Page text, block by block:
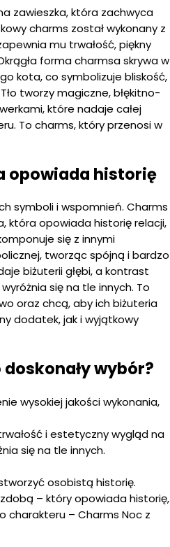
zawieszka, która zachwyca
charms został wykonany z
mu trwałość, piękny
forma charmsa skrywa w
kota, co symbolizuje bliskość,
tworzy magiczne, błękitno-
które nadaje całej
To charms, który przenosi w
opowiada historię
symboli i wspomnień. Charms
która opowiada historię relacji,
się z innymi
tworząc spójną i bardzo
biżuterii głębi, a kontrast
się na tle innych. To
oraz chcą, aby ich biżuteria
dodatek, jak i wyjątkowy
wybór?
wysokiej jakości wykonania,
i estetyczny wygląd na
się na tle innych.
osobistą historię.
– który opowiada historię,
charakteru – Charms Noc z